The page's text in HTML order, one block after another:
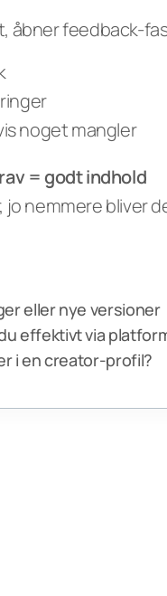
åbner feedback-
noget mangler
= godt indhold
jo nemmere
eller nye versioner
effektivt via
i en creator-profil?